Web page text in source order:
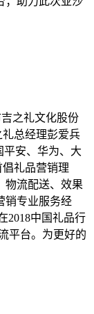
之礼文化股份
总经理彭爱兵
平安、华为、大
礼品营销理
物流配送、效果
销专业服务经
2018中国礼品行
平台。为更好的